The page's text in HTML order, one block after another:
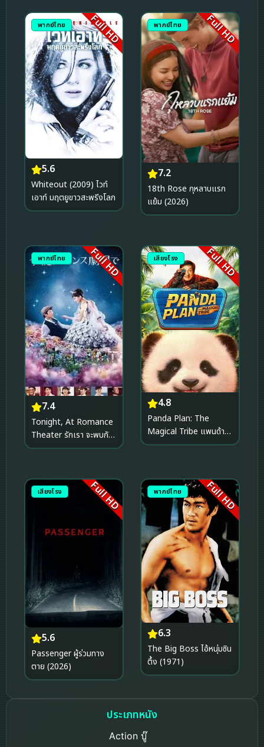
พากย์ไทย Full HD
5.6
Whiteout (2009) ไวท์
เอาท์ มฤตยูขาวสะพรีงโลก
พากย์ไทย Full HD
7.2
18th Rose กุหลาบแรก
แย้ม (2026)
พากย์ไทย Full HD
7.4
Tonight, At Romance
Theater รักเรา จะพบกัน
(2018)
เสียงโรง Full HD
4.8
Panda Plan: The
Magical Tribe แพนด้า
เด้ง ยกกำลังฟัด (2026)
เสียงโรง Full HD
5.6
Passenger ผู้ร่วมทาง
ตาย (2026)
พากย์ไทย Full HD
6.3
The Big Boss ไอ้หนุ่มซิน
ตึ้ง (1971)
ประเภทหนัง
Action บู๊